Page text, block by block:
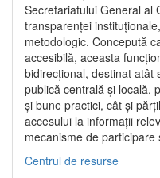
Secretariatului General al
transparenței
metodologic. Concepută
accesibilă, aceasta
bidirecțional, destinat atât
publică centrală și locală,
și bune practici, cât și
accesului la informații
mecanisme de
Centrul de resurse